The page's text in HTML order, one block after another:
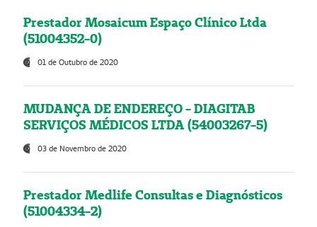
Prestador Mosaicum Espaço Clínico Ltda
(51004352-0)
01 de Outubro de 2020
MUDANÇA DE ENDEREÇO - DIAGITAB
SERVIÇOS MÉDICOS LTDA (54003267-5)
03 de Novembro de 2020
Prestador Medlife Consultas e Diagnósticos
(51004334-2)